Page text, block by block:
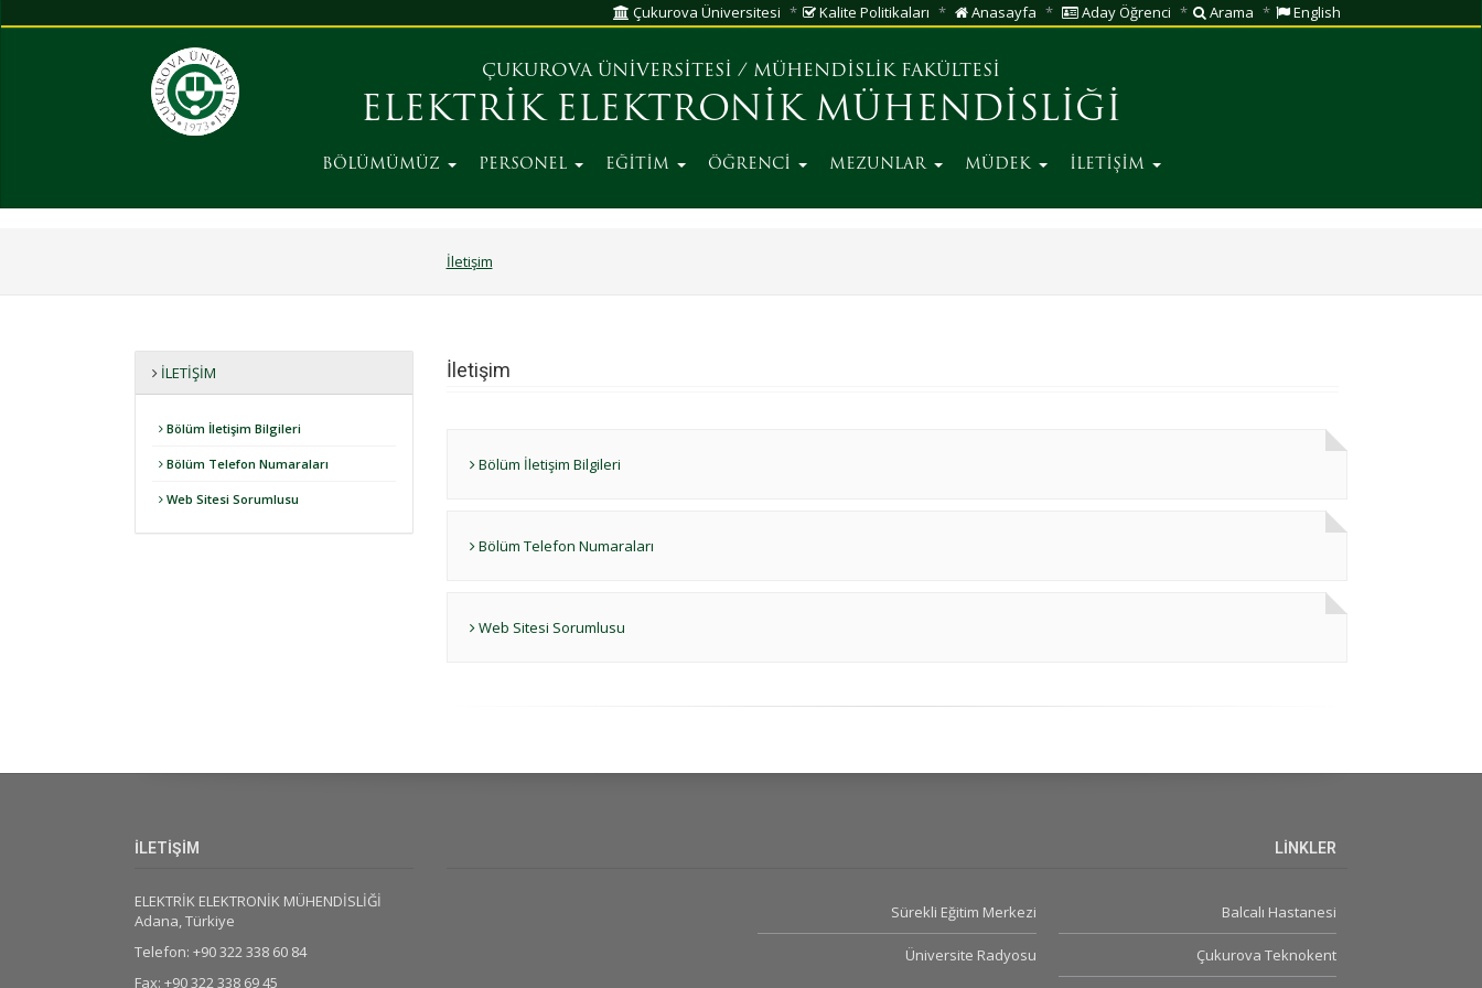
Çukurova Üniversitesi Kalite Politikaları Anasayfa Aday Öğrenci Arama English
ÇUKUROVA ÜNİVERSİTESİ / MÜHENDİSLİK FAKÜLTESİ
ELEKTRİK ELEKTRONİK MÜHENDİSLİĞİ
BÖLÜMÜMÜZ PERSONEL EĞİTİM ÖĞRENCİ MEZUNLAR MÜDEK İLETİŞİM
İletişim
İLETIŞIM
Bölüm İletişim Bilgileri
Bölüm Telefon Numaraları
Web Sitesi Sorumlusu
İletişim
Bölüm İletişim Bilgileri
Bölüm Telefon Numaraları
Web Sitesi Sorumlusu
İLETİŞİM
ELEKTRİK ELEKTRONİK MÜHENDİSLİĞİ
Adana, Türkiye
Telefon: +90 322 338 60 84
Fax: +90 322 338 69 45
LİNKLER
Balcalı Hastanesi
Çukurova Teknokent
Sürekli Eğitim Merkezi
Üniversite Radyosu